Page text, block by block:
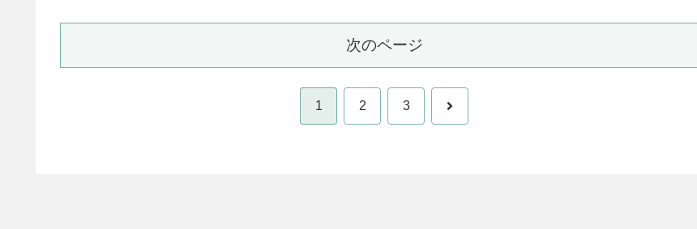
次のページ
1 2 3 次